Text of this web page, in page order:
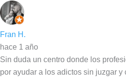
Fran H.
hace 1 año
Sin duda un centro donde los
por ayudar a los adictos sin juzgar y